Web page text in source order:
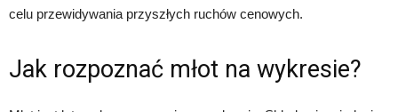
celu przewidywania przyszłych ruchów cenowych.
Jak rozpoznać młot na wykresie?